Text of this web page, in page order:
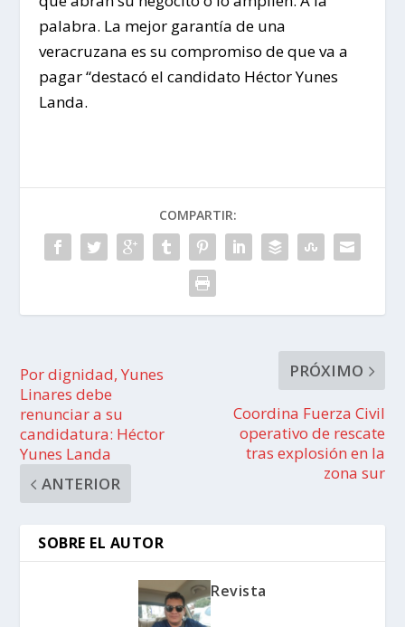
palabra. La mejor garantía de una
veracruzana es su compromiso de que va a
pagar “destacó el candidato Héctor Yunes
Landa.
COMPARTIR:
Por dignidad, Yunes
Linares debe
renunciar a su
candidatura: Héctor
Yunes Landa
ANTERIOR
PRÓXIMO
Coordina Fuerza Civil
operativo de rescate
tras explosión en la
zona sur
SOBRE EL AUTOR
Revista